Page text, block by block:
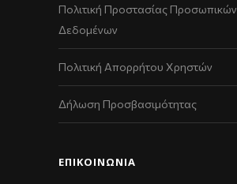
Πολιτική Προστασίας Προσωπικών
Δεδομένων
Πολιτική Απορρήτου Χρηστών
Δήλωση Προσβασιμότητας
ΕΠΙΚΟΙΝΩΝΊΑ